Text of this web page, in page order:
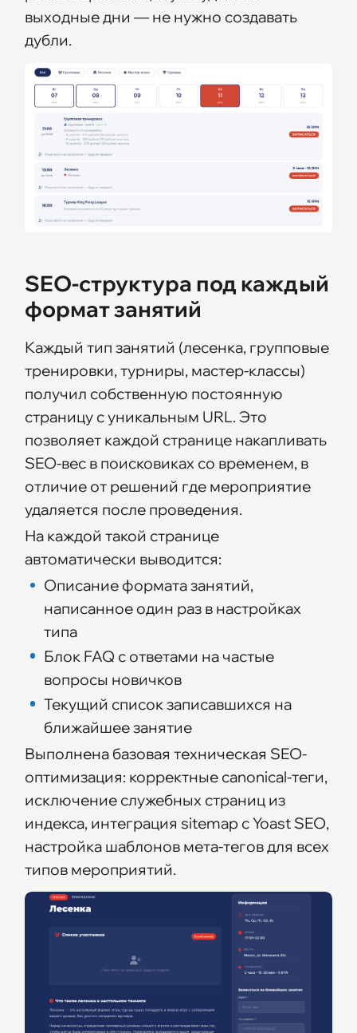
выходные дни — не нужно создавать
дубли.
SEO-структура под каждый
формат занятий
Каждый тип занятий (лесенка, групповые
тренировки, турниры, мастер-классы)
получил собственную постоянную
страницу с уникальным URL. Это
позволяет каждой странице накапливать
SEO-вес в поисковиках со временем, в
отличие от решений где мероприятие
удаляется после проведения.
На каждой такой странице
автоматически выводится:
Описание формата занятий,
написанное один раз в настройках
типа
Блок FAQ с ответами на частые
вопросы новичков
Текущий список записавшихся на
ближайшее занятие
Выполнена базовая техническая SEO-
оптимизация: корректные canonical-теги,
исключение служебных страниц из
индекса, интеграция sitemap с Yoast SEO,
настройка шаблонов мета-тегов для всех
типов мероприятий.